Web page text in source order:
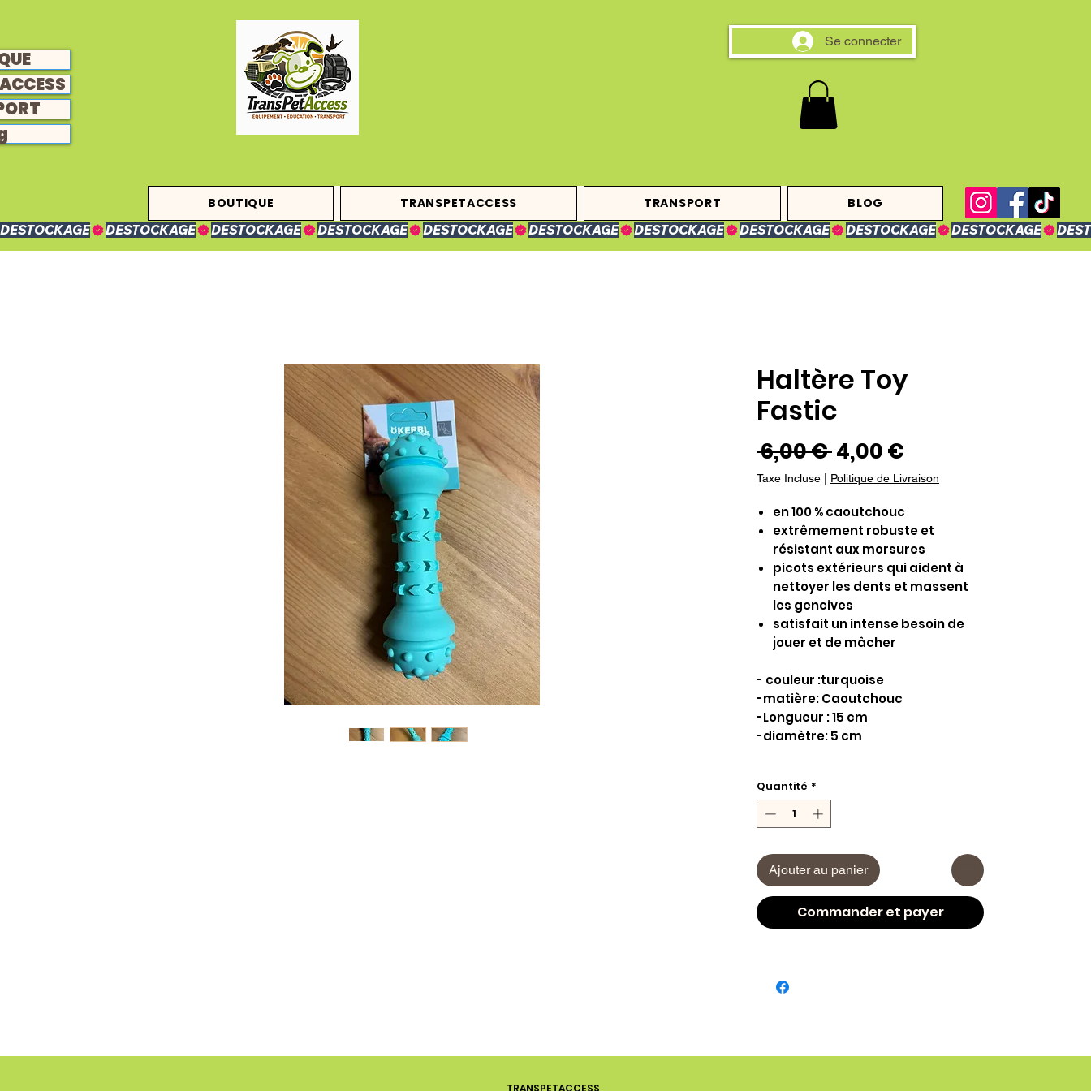
Se connecter
BOUTIQUE TRANSPETACCESS TRANSPORT
BLOG
DESTOCKAGE
Haltère Toy
Fastic
6,00 € Prix
original
4,00 €
promotionnel
Taxe Incluse Politique de Livraison
en 100 % caoutchouc
extrêmement robuste et
résistant aux morsures
picots extérieurs qui aident à
nettoyer les dents et massent
les gencives
satisfait un intense besoin de
jouer et de mâcher
- couleur :turquoise
-matière: Caoutchouc
-Longueur : 15 cm
-diamètre: 5 cm
Quantité *
Ajouter au panier
Commander et payer